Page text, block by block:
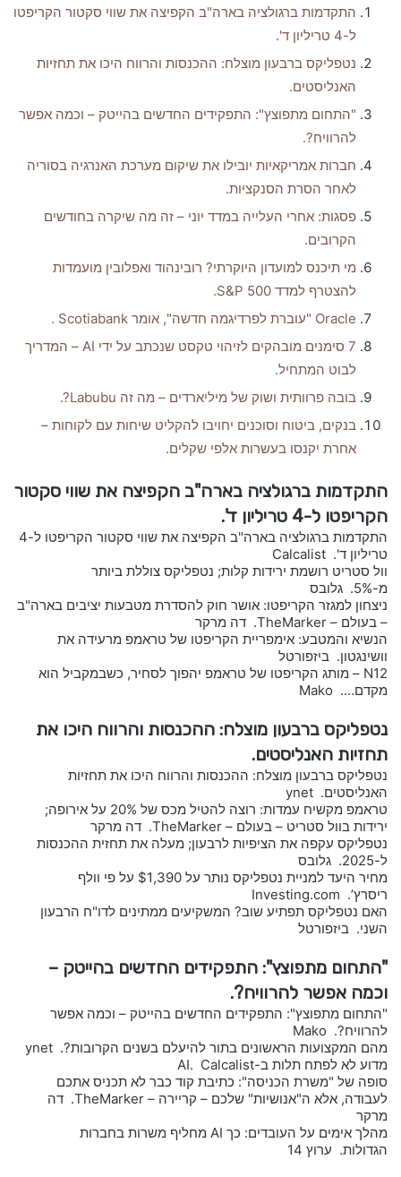
התקדמות ברגולציה בארה"ב הקפיצה את שווי סקטור הקריפטו
ל-4 טריליון ד'.
נטפליקס ברבעון מוצלח: ההכנסות והרווח היכו את תחזיות
האנליסטים.
"התחום מתפוצץ": התפקידים החדשים בהייטק – וכמה אפשר
להרוויח?.
חברות אמריקאיות יובילו את שיקום מערכת האנרגיה בסוריה
לאחר הסרת הסנקציות.
פסגות: אחרי העלייה במדד יוני – זה מה שיקרה בחודשים
הקרובים.
מי תיכנס למועדון היוקרתי? רובינהוד ואפלובין מועמדות
להצטרף למדד S&P 500.
Oracle "עוברת לפרדיגמה חדשה", אומר Scotiabank .
7 סימנים מובהקים לזיהוי טקסט שנכתב על ידי AI – המדריך
לבוט המתחיל.
בובה פרוותית ושוק של מיליארדים – מה זה Labubu?.
בנקים, ביטוח וסוכנים יחויבו להקליט שיחות עם לקוחות –
אחרת יקנסו בעשרות אלפי שקלים.
התקדמות ברגולציה בארה"ב הקפיצה את שווי סקטור
הקריפטו ל-4 טריליון ד'.
התקדמות ברגולציה בארה"ב הקפיצה את שווי סקטור הקריפטו ל-4
טריליון ד'. Calcalist
וול סטריט רושמת ירידות קלות; נטפליקס צוללת ביותר
מ-5%. גלובס
ניצחון למגזר הקריפטו: אושר חוק להסדרת מטבעות יציבים בארה"ב
– בעולם – TheMarker. דה מרקר
הנשיא והמטבע: אימפריית הקריפטו של טראמפ מרעידה את
וושינגטון. ביזפורטל
N12 – מותג הקריפטו של טראמפ יהפוך לסחיר, כשבמקביל הוא
מקדם…. Mako
נטפליקס ברבעון מוצלח: ההכנסות והרווח היכו את
תחזיות האנליסטים.
נטפליקס ברבעון מוצלח: ההכנסות והרווח היכו את תחזיות
האנליסטים. ynet
טראמפ מקשיח עמדות: רוצה להטיל מכס של 20% על אירופה;
ירידות בוול סטריט – בעולם – TheMarker. דה מרקר
נטפליקס עקפה את הציפיות לרבעון; מעלה את תחזית ההכנסות
ל-2025. גלובס
מחיר היעד למניית נטפליקס נותר על $1,390 על פי וולף
ריסרץ’. Investing.com
האם נטפליקס תפתיע שוב? המשקיעים ממתינים לדו"ח הרבעון
השני. ביזפורטל
"התחום מתפוצץ": התפקידים החדשים בהייטק –
וכמה אפשר להרוויח?.
"התחום מתפוצץ": התפקידים החדשים בהייטק – וכמה אפשר
להרוויח?. Mako
מהם המקצועות הראשונים בתור להיעלם בשנים הקרובות?. ynet
מדוע לא לפתח תלות ב-AI. Calcalist
סופה של "משרת הכניסה": כתיבת קוד כבר לא תכניס אתכם
לעבודה, אלא ה"אנושיות" שלכם – קריירה – TheMarker. דה
מרקר
מהלך אימים על העובדים: כך AI מחליף משרות בחברות
הגדולות. ערוץ 14